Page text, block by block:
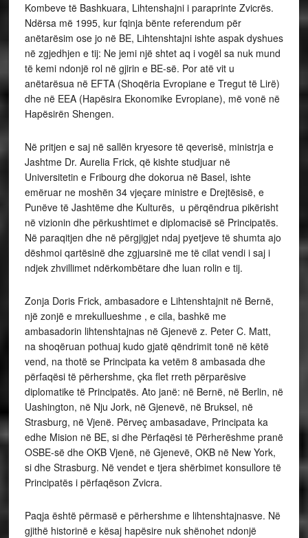
Kombeve të Bashkuara, Lihtenshajni i paraprinte Zvicrës.
Ndërsa më 1995, kur fqinja bënte referendum për
anëtarësim ose jo në BE, Lihtenshtajni ishte aspak dyshues
në zgjedhjen e tij: Ne jemi një shtet aq i vogël sa nuk mund
të kemi ndonjë rol në gjirin e BE-së. Por atë vit u
anëtarësua në EFTA (Shoqëria Evropiane e Tregut të Lirë)
dhe në EEA (Hapësira Ekonomike Evropiane), më vonë në
Hapësirën Shengen.
Në pritjen e saj në sallën kryesore të qeverisë, ministrja e
Jashtme Dr. Aurelia Frick, që kishte studjuar në
Universitetin e Fribourg dhe dokorua në Basel, ishte
emëruar ne moshën 34 vjeçare ministre e Drejtësisë, e
Punëve të Jashtëme dhe Kulturës, u përqëndrua pikërisht
në vizionin dhe përkushtimet e diplomacisë së Principatës.
Në paraqitjen dhe në përgjigjet ndaj pyetjeve të shumta ajo
dëshmoi qartësinë dhe zgjuarsinë me të cilat vendi i saj i
ndjek zhvillimet ndërkombëtare dhe luan rolin e tij.
Zonja Doris Frick, ambasadore e Lihtenshtajnit në Bernë,
një zonjë e mrekullueshme , e cila, bashkë me
ambasadorin lihtenshtajnas në Gjenevë z. Peter C. Matt,
na shoqëruan pothuaj kudo gjatë qëndrimit tonë në këtë
vend, na thotë se Principata ka vetëm 8 ambasada dhe
përfaqësi të përhershme, çka flet rreth përparësive
diplomatike të Principatës. Ato janë: në Bernë, në Berlin, në
Uashington, në Nju Jork, në Gjenevë, në Bruksel, në
Strasburg, në Vjenë. Përveç ambasadave, Principata ka
edhe Mision në BE, si dhe Përfaqësi të Përherëshme pranë
OSBE-së dhe OKB Vjenë, në Gjenevë, OKB në New York,
si dhe Strasburg. Në vendet e tjera shërbimet konsullore të
Principatës i përfaqëson Zvicra.
Paqja është përmasë e përhershme e lihtenshtajnasve. Në
gjithë historinë e kësaj hapësire nuk shënohet ndonjë